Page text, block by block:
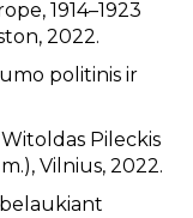
1914–1923
2022.
politinis ir
Witoldas Pileckis
Vilnius, 2022.